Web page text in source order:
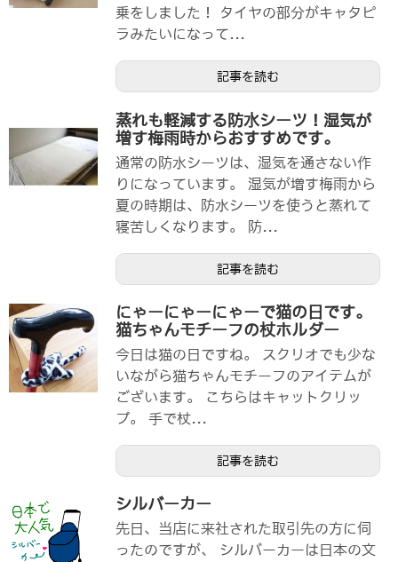
乗をしました！ タイヤの部分がキャタピ
ラみたいになって...
記事を読む
蒸れも軽減する防水シーツ！湿気が
増す梅雨時からおすすめです。
通常の防水シーツは、湿気を通さない作
りになっています。 湿気が増す梅雨から
夏の時期は、防水シーツを使うと蒸れて
寝苦しくなります。 防...
記事を読む
にゃーにゃーにゃーで猫の日です。
猫ちゃんモチーフの杖ホルダー
今日は猫の日ですね。 スクリオでも少な
いながら猫ちゃんモチーフのアイテムが
ございます。 こちらはキャットクリッ
プ。 手で杖...
記事を読む
シルバーカー
先日、当店に来社された取引先の方に伺
ったのですが、 シルバーカーは日本の文